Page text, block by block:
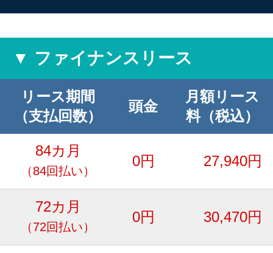
▼ ファイナンスリース
リース期間
（支払回数）
頭金
月額リース
料（税込）
84カ月
（84回払い）
0円 27,940円
72カ月
（72回払い）
0円 30,470円